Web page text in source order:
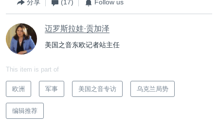
分享 (17) Follow us
迈罗斯拉娃·贡加泽
美国之音东欧记者站主任
This item is part of
欧洲 军事 美国之音专访 乌克兰局势
编辑推荐